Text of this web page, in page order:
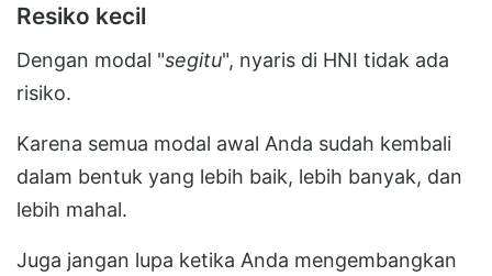
Resiko kecil
Dengan modal "segitu", nyaris di HNI tidak ada
risiko.
Karena semua modal awal Anda sudah kembali
dalam bentuk yang lebih baik, lebih banyak, dan
lebih mahal.
Juga jangan lupa ketika Anda mengembangkan